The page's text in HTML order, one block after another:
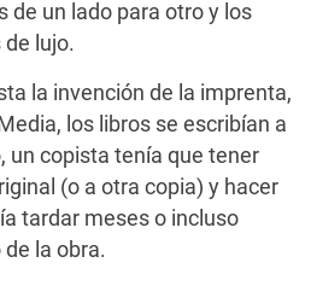
de un lado para otro y los
de lujo.
la invención de la imprenta,
los libros se escribían a
un copista tenía que tener
(o a otra copia) y hacer
tardar meses o incluso
de la obra.